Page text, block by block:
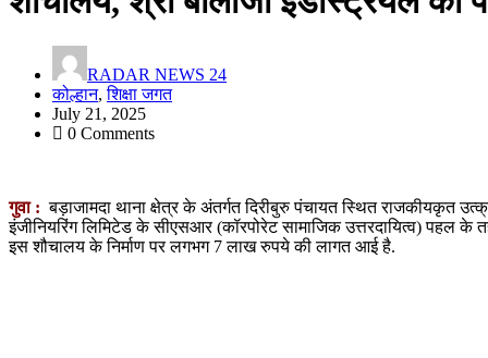
RADAR NEWS 24
कोल्हान,शिक्षा जगत
July 21, 2025
0 Comments
गुवा : बड़ाजामदा थाना क्षेत्र के अंतर्गत दिरीबुरु पंचायत स्थित राजकीयकृत
इंजीनियरिंग लिमिटेड के सीएसआर (कॉरपोरेट सामाजिक उत्तरदायित्व) पहल
इस शौचालय के निर्माण पर लगभग 7 लाख रुपये की लागत आई है.